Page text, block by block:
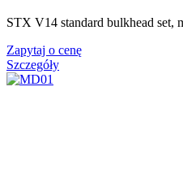
STX V14 standard bulkhead set,
Zapytaj o cenę
Szczegóły